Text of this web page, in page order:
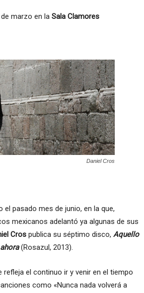
marzo en la Sala Clamores
Daniel Cros
el pasado mes de junio, en la que,
mexicanos adelantó ya algunas de sus
Cros publica su séptimo disco, Aquello
(Rosazul, 2013).
refleja el continuo ir y venir en el tiempo
como «Nunca nada volverá a